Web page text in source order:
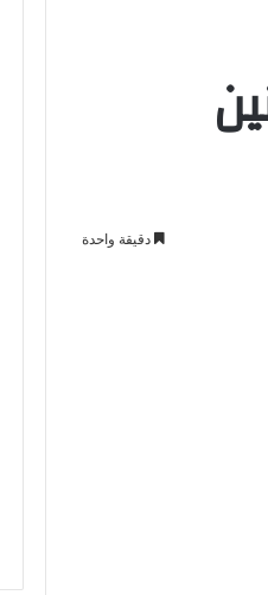
دقيقة واحدة